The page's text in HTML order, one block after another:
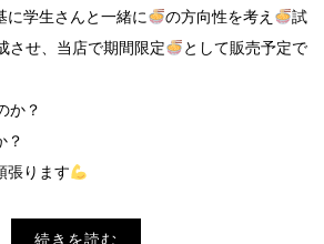
に学生さんと一緒に
の方向性を考え
試
させ、当店で期間限定
として販売予定で
か？
？
張ります
続きを読む